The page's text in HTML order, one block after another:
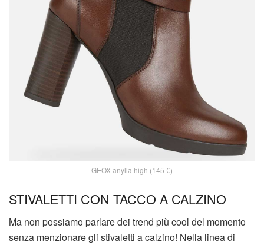
GEOX anylla high (145 €)
STIVALETTI CON TACCO A CALZINO
Ma non possiamo parlare dei trend più cool del momento
senza menzionare gli stivaletti a calzino! Nella linea di